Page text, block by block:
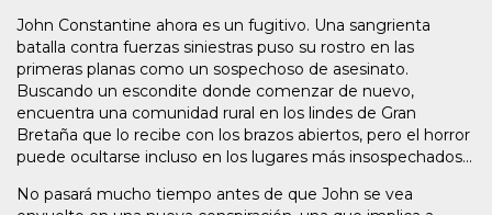
John Constantine ahora es un fugitivo. Una sangrienta
batalla contra fuerzas siniestras puso su rostro en las
primeras planas como un sospechoso de asesinato.
Buscando un escondite donde comenzar de nuevo,
encuentra una comunidad rural en los lindes de Gran
Bretaña que lo recibe con los brazos abiertos, pero el horror
puede ocultarse incluso en los lugares más insospechados...
No pasará mucho tiempo antes de que John se vea